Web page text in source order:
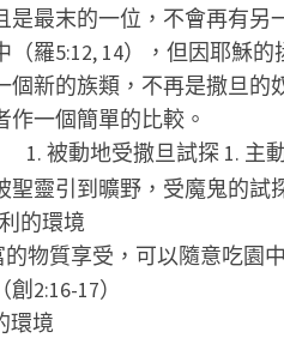
是最末的一位，不會再有另
（羅5:12, 14），但因耶穌
個新的族類，不再是撒旦的
作一個簡單的比較。
1. 被動地受撒旦試探 1. 主
聖靈引到曠野，受魔鬼的試
的環境
的物質享受，可以隨意吃園
2:16-17）
環境